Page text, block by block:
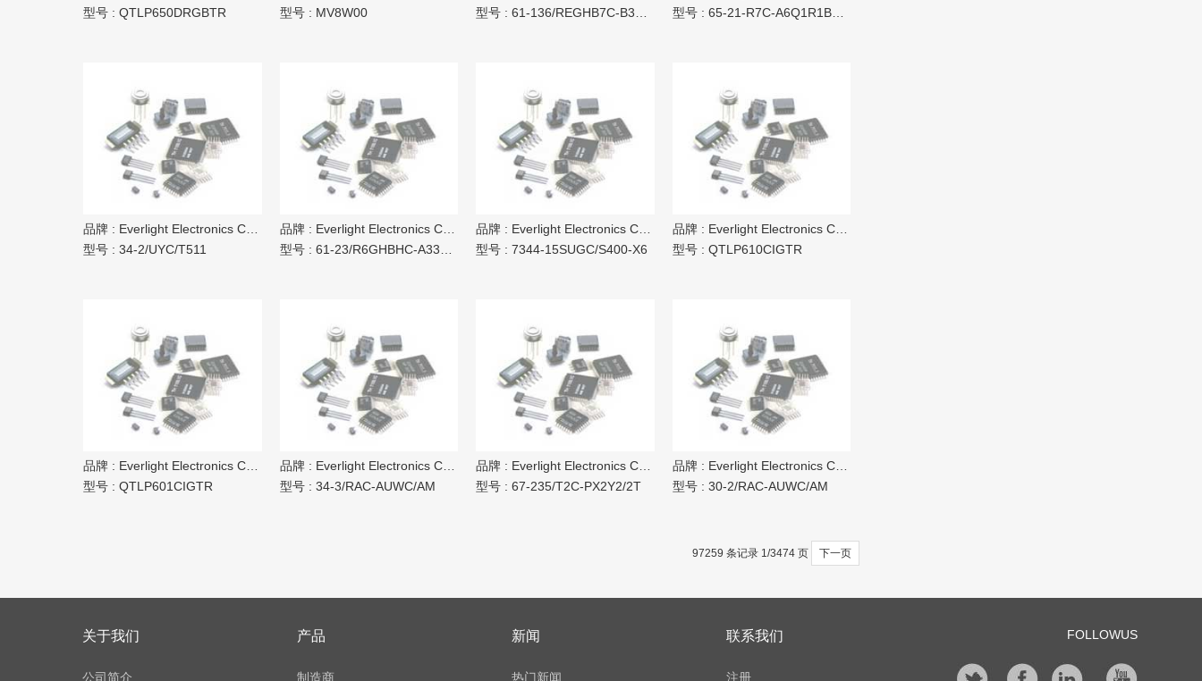
型号 : QTLP650DRGBTR
型号 : MV8W00
型号 : 61-136/REGHB7C-B3391/ET
型号 : 65-21-R7C-A6Q1R1B0E-2T8-AM
品牌 : Everlight Electronics Co Ltd
型号 : 34-2/UYC/T511
品牌 : Everlight Electronics Co Ltd
型号 : 61-23/R6GHBHC-A3386/ET
品牌 : Everlight Electronics Co Ltd
型号 : 7344-15SUGC/S400-X6
品牌 : Everlight Electronics Co Ltd
型号 : QTLP610CIGTR
品牌 : Everlight Electronics Co Ltd
型号 : QTLP601CIGTR
品牌 : Everlight Electronics Co Ltd
型号 : 34-3/RAC-AUWC/AM
品牌 : Everlight Electronics Co Ltd
型号 : 67-235/T2C-PX2Y2/2T
品牌 : Everlight Electronics Co Ltd
型号 : 30-2/RAC-AUWC/AM
97259 条记录 1/3474 页 下一页
FOLLOWUS
关于我们
公司简介
产品
制造商
新闻
热门新闻
联系我们
注册